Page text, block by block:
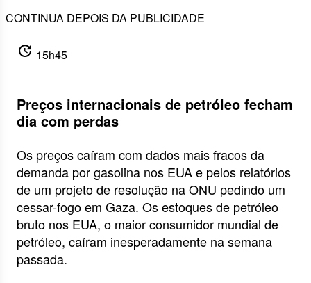
CONTINUA DEPOIS DA PUBLICIDADE
update 15h45
Preços internacionais de petróleo fecham
dia com perdas
Os preços caíram com dados mais fracos da
demanda por gasolina nos EUA e pelos relatórios
de um projeto de resolução na ONU pedindo um
cessar-fogo em Gaza. Os estoques de petróleo
bruto nos EUA, o maior consumidor mundial de
petróleo, caíram inesperadamente na semana
passada.